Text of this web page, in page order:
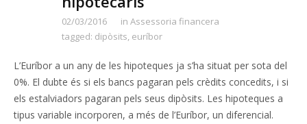
02/03/2016 in Assessoria financera
tagged: dipòsits, euríbor
L’Euríbor a un any de les hipoteques ja s’ha situat per sota del
0%. El dubte és si els bancs pagaran pels crèdits concedits, i si
els estalviadors pagaran pels seus dipòsits. Les hipoteques a
tipus variable incorporen, a més de l’Euríbor, un diferencial.